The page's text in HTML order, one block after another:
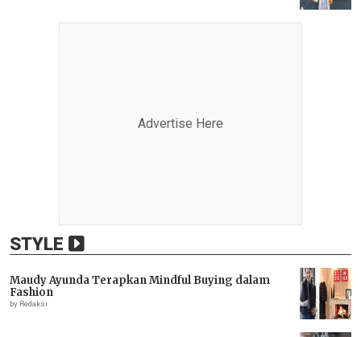
Advertise Here
STYLE
Maudy Ayunda Terapkan Mindful Buying dalam
Fashion
by Redaksi